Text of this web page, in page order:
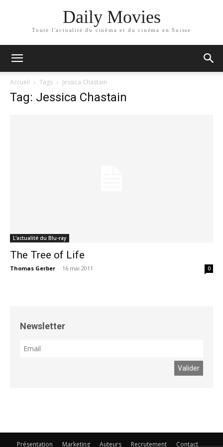
Daily Movies
Toute l'actualité du cinéma et du cinéma en Suisse
Accueil Tags Jessica Chastain
Tag: Jessica Chastain
L'actualité du Blu-ray
The Tree of Life
Thomas Gerber - 16 mai 2011 0
Newsletter
Présentation Marketing Auteurs Recrutement Contact